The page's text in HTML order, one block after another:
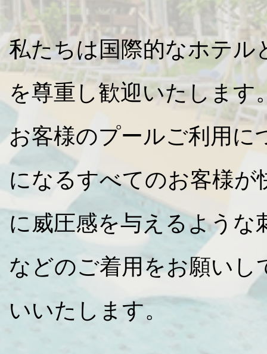
私たちは国際的なホテル
を尊重し歓迎いたしま
お客様のプールご利用に
になるすべてのお客様
に威圧感を与えるよう
などのご着用をお願い
いいたします。